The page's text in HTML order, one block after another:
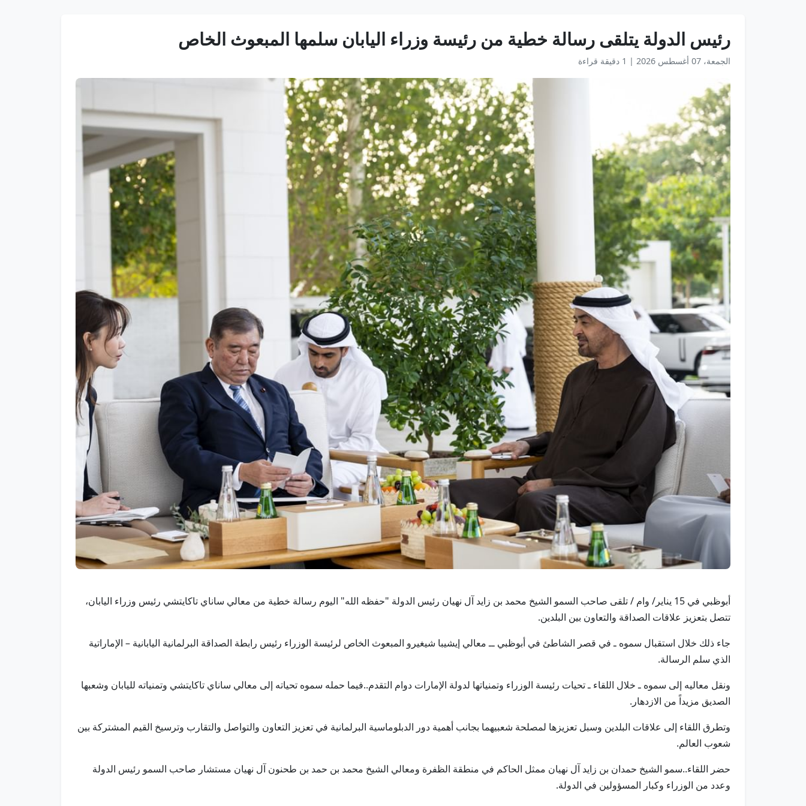
رئيس الدولة يتلقى رسالة خطية من رئيسة وزراء اليابان سلمها المبعوث الخاص
الجمعة، 07 أغسطس 2026 | 1 دقيقة قراءة
أبوظبي في 15 يناير/ وام / تلقى صاحب السمو الشيخ محمد بن زايد آل نهيان رئيس الدولة "حفظه الله" اليوم رسالة خطية من معالي ساناي تاكايتشي رئيس وزراء اليابان،
تتصل بتعزيز علاقات الصداقة والتعاون بين البلدين.
جاء ذلك خلال استقبال سموه ـ في قصر الشاطئ في أبوظبي ــ معالي إيشيبا شيغيرو المبعوث الخاص لرئيسة الوزراء رئيس رابطة الصداقة البرلمانية اليابانية – الإماراتية
الذي سلم الرسالة.
ونقل معاليه إلى سموه ـ خلال اللقاء ـ تحيات رئيسة الوزراء وتمنياتها لدولة الإمارات دوام التقدم..فيما حمله سموه تحياته إلى معالي ساناي تاكايتشي وتمنياته لليابان وشعبها
الصديق مزيداً من الازدهار.
وتطرق اللقاء إلى علاقات البلدين وسبل تعزيزها لمصلحة شعبيهما بجانب أهمية دور الدبلوماسية البرلمانية في تعزيز التعاون والتواصل والتقارب وترسيخ القيم المشتركة بين
شعوب العالم.
حضر اللقاء..سمو الشيخ حمدان بن زايد آل نهيان ممثل الحاكم في منطقة الظفرة ومعالي الشيخ محمد بن حمد بن طحنون آل نهيان مستشار صاحب السمو رئيس الدولة
وعدد من الوزراء وكبار المسؤولين في الدولة.